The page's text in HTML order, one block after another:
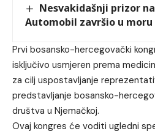
Nesvakidašnji prizor
Automobil završio u moru
Prvi bosansko-hercegovački
isključivo usmjeren prema
za cilj uspostavljanje
predstavljanje bosansko-
društva u Njemačkoj.
Ovaj kongres će voditi ugledni